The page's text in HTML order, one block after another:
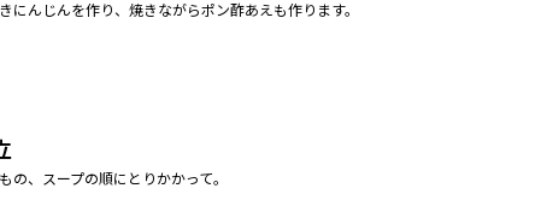
にんじんを作り、焼きながらポン酢あえも作ります。
の、スープの順にとりかかって。